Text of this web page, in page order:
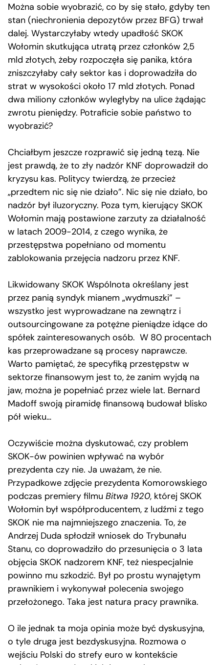
Można sobie wyobrazić, co by się stało, gdyby ten
stan (niechronienia depozytów przez BFG) trwał
dalej. Wystarczyłaby wtedy upadłość SKOK
Wołomin skutkująca utratą przez członków 2,5
mld złotych, żeby rozpoczęła się panika, która
zniszczyłaby cały sektor kas i doprowadziła do
strat w wysokości około 17 mld złotych. Ponad
dwa miliony członków wyległyby na ulice żądając
zwrotu pieniędzy. Potraficie sobie państwo to
wyobrazić?
Chciałbym jeszcze rozprawić się jedną tezą. Nie
jest prawdą, że to zły nadzór KNF doprowadził do
kryzysu kas. Politycy twierdzą, że przecież
„przedtem nic się nie działo”. Nic się nie działo, bo
nadzór był iluzoryczny. Poza tym, kierujący SKOK
Wołomin mają postawione zarzuty za działalność
w latach 2009-2014, z czego wynika, że
przestępstwa popełniano od momentu
zablokowania przejęcia nadzoru przez KNF.
Likwidowany SKOK Wspólnota określany jest
przez panią syndyk mianem „wydmuszki” –
wszystko jest wyprowadzane na zewnątrz i
outsourcingowane za potężne pieniądze idące do
spółek zainteresowanych osób. W 80 procentach
kas przeprowadzane są procesy naprawcze.
Warto pamiętać, że specyfiką przestępstw w
sektorze finansowym jest to, że zanim wyjdą na
jaw, można je popełniać przez wiele lat. Bernard
Madoff swoją piramidę finansową budował blisko
pół wieku…
Oczywiście można dyskutować, czy problem
SKOK-ów powinien wpływać na wybór
prezydenta czy nie. Ja uważam, że nie.
Przypadkowe zdjęcie prezydenta Komorowskiego
podczas premiery filmu Bitwa 1920, której SKOK
Wołomin był współproducentem, z ludźmi z tego
SKOK nie ma najmniejszego znaczenia. To, że
Andrzej Duda spłodził wniosek do Trybunału
Stanu, co doprowadziło do przesunięcia o 3 lata
objęcia SKOK nadzorem KNF, też niespecjalnie
powinno mu szkodzić. Był po prostu wynajętym
prawnikiem i wykonywał polecenia swojego
przełożonego. Taka jest natura pracy prawnika.
O ile jednak ta moja opinia może być dyskusyjna,
o tyle druga jest bezdyskusyjna. Rozmowa o
wejściu Polski do strefy euro w kontekście